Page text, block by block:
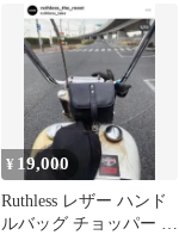
M 送料無料
¥ 19,000
Ruthless レザー ハンド
ルバッグ チョッパー パ